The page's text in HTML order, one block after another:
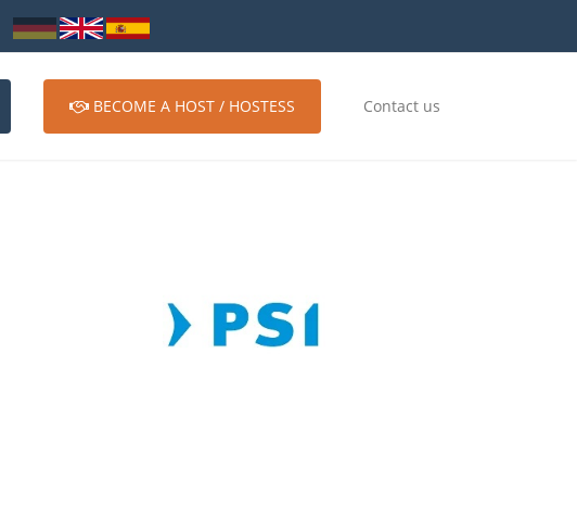
BECOME A HOST / HOSTESS Contact us